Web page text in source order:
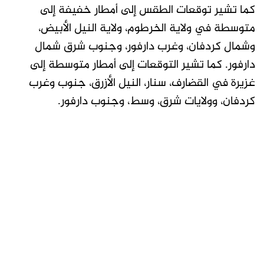
كما تشير توقعات الطقس إلى أمطار خفيفة إلى
متوسطة في ولاية الخرطوم، ولاية النيل الأبيض،
وشمال كردفان، وغرب دارفور، وجنوب شرق شمال
دارفور. كما تشير التوقعات إلى أمطار متوسطة إلى
غزيرة في القضارف، سنار، النيل الأزرق، جنوب وغرب
كردفان، وولايات شرق، وسط، وجنوب دارفور.